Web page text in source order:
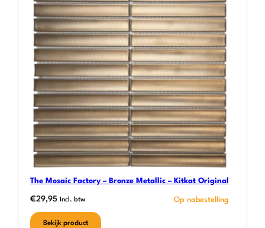
The Mosaic Factory – Bronze Metallic – Kitkat Original
€29,95 Incl. btw
Bekijk product